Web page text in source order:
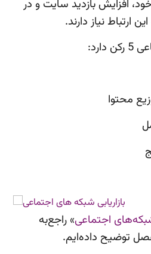
افزایش بازدید سایت و در
ارتباط نیاز دارند.
محتوا
شبکه‌های اجتماعی» راجع‌به